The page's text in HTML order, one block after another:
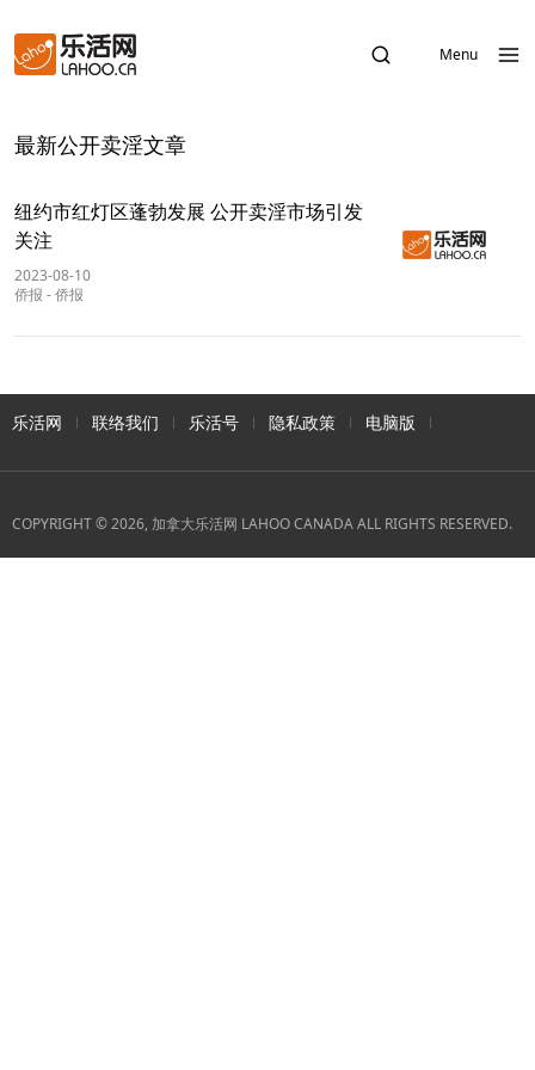
Menu
最新公开卖淫文章
纽约市红灯区蓬勃发展 公开卖淫市场引发
关注
2023-08-10
侨报 -侨报
乐活网 联络我们 乐活号 隐私政策 电脑版
COPYRIGHT © 2026, 加拿大乐活网 LAHOO CANADA ALL RIGHTS RESERVED.